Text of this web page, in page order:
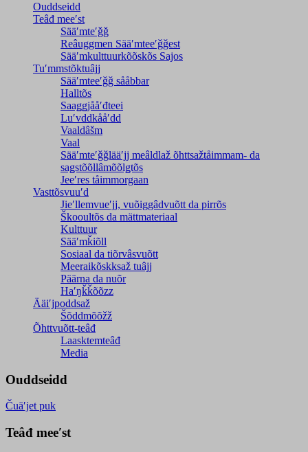
Ouddseidd
Teâđ meeʹst
Sääʹmteʹǧǧ
Reâuggmen Sääʹmteeʹǧǧest
Sääʹmkulttuurkõõskõs Sajos
Tuʹmmstõktuâjj
Sääʹmteeʹǧǧ sååbbar
Halltõs
Saaǥǥjååʹđteei
Luʹvddkååʹdd
Vaaldâšm
Vaal
Sääʹmteʹǧǧlääʹjj meâldlaž õhttsažtåimmam- da
saǥstõõllâmõõlǥtõs
Jeeʹres tåimmorgaan
Vasttõsvuuʹd
Jieʹllemvueʹjj, vuõiggâdvuõtt da pirrõs
Škooultõs da mättmateriaal
Kulttuur
Sääʹmǩiõll
Sosiaal da tiõrvâsvuõtt
Meeraikõskksaž tuâjj
Päärna da nuõr
Haʹŋǩǩõõzz
Ääiʹjpoddsaž
Šõddmõõžž
Õhttvuõtt-teâđ
Laasktemteâđ
Media
Ouddseidd
Čuäʹjet puk
Teâđ meeʹst